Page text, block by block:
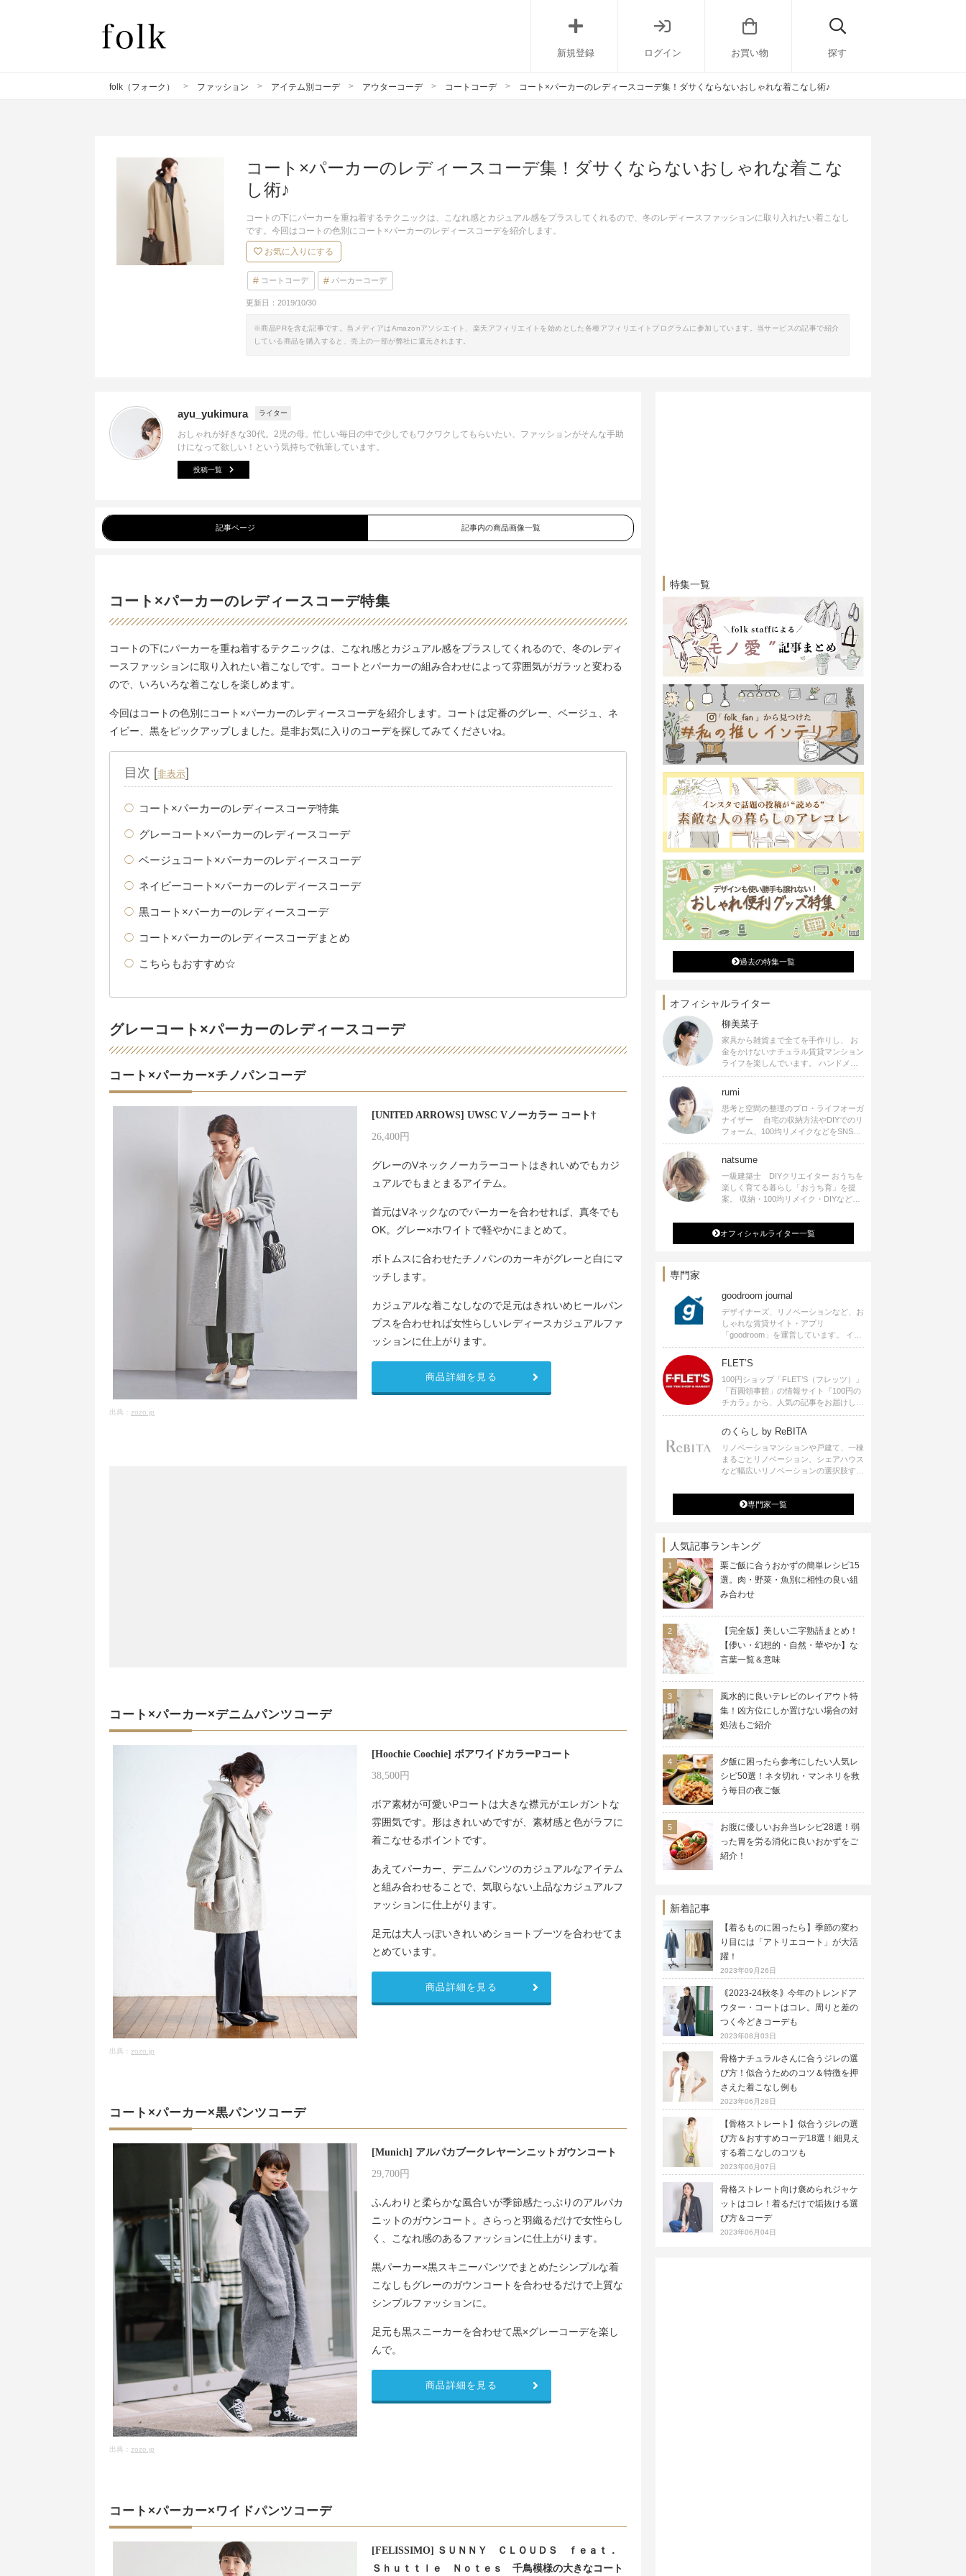
新規登録 ログイン お買い物 探す
folk（フォーク） ファッション アイテム別コーデ アウターコーデ コートコーデ コート×パーカーのレディースコーデ集！ダサくならないおしゃれな着こなし術♪
コート×パーカーのレディースコーデ集！ダサくならないおしゃれな着こな
し術♪
コートの下にパーカーを重ね着するテクニックは、こなれ感とカジュアル感をプラスしてくれるので、冬のレディースファッションに取り入れたい着こなし
です。今回はコートの色別にコート×パーカーのレディースコーデを紹介します。
お気に入りにする
コートコーデ パーカーコーデ
更新日： 2019/10/30
※商品PRを含む記事です。当メディアはAmazonアソシエイト、楽天アフィリエイトを始めとした各種アフィリエイトプログラムに参加しています。当サービスの記事で紹介
している商品を購入すると、売上の一部が弊社に還元されます。
ayu_yukimura ライター
おしゃれが好きな30代。2児の母。忙しい毎日の中で少しでもワクワクしてもらいたい、ファッションがそんな手助
けになって欲しい！という気持ちで執筆しています。
投稿一覧
記事ページ 記事内の商品画像一覧
コート×パーカーのレディースコーデ特集
コートの下にパーカーを重ね着するテクニックは、こなれ感とカジュアル感をプラスしてくれるので、冬のレディ
ースファッションに取り入れたい着こなしです。コートとパーカーの組み合わせによって雰囲気がガラッと変わる
ので、いろいろな着こなしを楽しめます。
今回はコートの色別にコート×パーカーのレディースコーデを紹介します。コートは定番のグレー、ベージュ、ネ
イビー、黒をピックアップしました。是非お気に入りのコーデを探してみてくださいね。
目次 [非表示]
コート×パーカーのレディースコーデ特集
グレーコート×パーカーのレディースコーデ
ベージュコート×パーカーのレディースコーデ
ネイビーコート×パーカーのレディースコーデ
黒コート×パーカーのレディースコーデ
コート×パーカーのレディースコーデまとめ
こちらもおすすめ☆
グレーコート×パーカーのレディースコーデ
コート×パーカー×チノパンコーデ
出典： zozo.jp
[UNITED ARROWS] UWSC Vノーカラー コート†
26,400円
グレーのVネックノーカラーコートはきれいめでもカジ
ュアルでもまとまるアイテム。
首元はVネックなのでパーカーを合わせれば、真冬でも
OK。グレー×ホワイトで軽やかにまとめて。
ボトムスに合わせたチノパンのカーキがグレーと白にマ
ッチします。
カジュアルな着こなしなので足元はきれいめヒールパン
プスを合わせれば女性らしいレディースカジュアルファ
ッションに仕上がります。
商品詳細を見る
コート×パーカー×デニムパンツコーデ
出典： zozo.jp
[Hoochie Coochie] ボアワイドカラーPコート
38,500円
ボア素材が可愛いPコートは大きな襟元がエレガントな
雰囲気です。形はきれいめですが、素材感と色がラフに
着こなせるポイントです。
あえてパーカー、デニムパンツのカジュアルなアイテム
と組み合わせることで、気取らない上品なカジュアルフ
ァッションに仕上がります。
足元は大人っぽいきれいめショートブーツを合わせてま
とめています。
商品詳細を見る
コート×パーカー×黒パンツコーデ
出典： zozo.jp
[Munich] アルパカブークレヤーンニットガウンコート
29,700円
ふんわりと柔らかな風合いが季節感たっぷりのアルパカ
ニットのガウンコート。さらっと羽織るだけで女性らし
く、こなれ感のあるファッションに仕上がります。
黒パーカー×黒スキニーパンツでまとめたシンプルな着
こなしもグレーのガウンコートを合わせるだけで上質な
シンプルファッションに。
足元も黒スニーカーを合わせて黒×グレーコーデを楽し
んで。
商品詳細を見る
コート×パーカー×ワイドパンツコーデ
[FELISSIMO] ＳＵＮＮＹ ＣＬＯＵＤＳ ｆｅａｔ．
Ｓｈｕｔｔｌｅ Ｎｏｔｅｓ 千鳥模様の大きなコート
特集一覧
過去の特集一覧
オフィシャルライター
柳美菜子
家具から雑貨まで全てを手作りし、 お
金をかけないナチュラル賃貸マンション
ライフを楽しんでいます。 ハンドメイ
ド雑貨やインテリアに関する著書も出
ます。
rumi
思考と空間の整理のプロ・ライフオーガ
ナイザー 自宅の収納方法やDIYでのリ
フォーム、100均リメイクなどをSNSで
公開中。 収納やリメイク、インテリア
シピ提供、店舗プロデュース 2016年９
月に宝島社より【Rumiのおうち時間を
楽しむインテリア】を出版しました。
natsume
一級建築士 DIYクリエイター おうちを
楽しく育てる暮らし「おうち育」を提
案。 収納・100均リメイク・DIYなどお
発信中。 著書 なつめさんちの新しい
のになつかしいアンティークな部屋つく
り 雑誌掲載・TV出演・コラム執筆・
オフィシャルライター一覧
専門家
goodroom journal
デザイナーズ、リノベーションなど、お
しゃれな賃貸サイト・アプリ
「goodroom」を運営しています。 イン
テリアや、ひとり暮らし、ふたり暮らし
のアイディアなど、賃貸でも自分らしい
暮らしを楽しむためのヒントをお届けし
ます。
FLET’S
100円ショップ「FLET’S（フレッツ）」
「百圓領事館」の情報サイト『100円の
チカラ』から、人気の記事をお届けしま
す。
のくらし by ReBITA
リノベーショマンションや戸建て、一棟
まるごとリノベーション、シェアハウス
など幅広いリノベーションの選択肢すべ
ジ・シェアスペースなど、「住む」だけ
ではなく「働く」「遊ぶ」「学ぶ」「旅
する」といった領域でも、暮らしや生き
専門家一覧
人気記事ランキング
栗ご飯に合うおかずの簡単レシピ15
選。肉・野菜・魚別に相性の良い組
み合わせ
【完全版】美しい二字熟語まとめ！
【儚い・幻想的・自然・華やか】な
言葉一覧＆意味
風水的に良いテレビのレイアウト特
集！凶方位にしか置けない場合の対
処法もご紹介
夕飯に困ったら参考にしたい人気レ
シピ50選！ネタ切れ・マンネリを救
う毎日の夜ご飯
お腹に優しいお弁当レシピ28選！弱
った胃を労る消化に良いおかずをご
紹介！
新着記事
【着るものに困ったら】季節の変わ
り目には「アトリエコート」が大活
躍！
2023年09月26日
｟2023-24秋冬｠今年のトレンドア
ウター・コートはコレ。周りと差の
つく今どきコーデも
2023年08月03日
骨格ナチュラルさんに合うジレの選
び方！似合うためのコツ＆特徴を押
さえた着こなし例も
2023年06月28日
【骨格ストレート】似合うジレの選
び方＆おすすめコーデ18選！細見え
する着こなしのコツも
2023年06月07日
骨格ストレート向け褒められジャケ
ットはコレ！着るだけで垢抜ける選
び方＆コーデ
2023年06月04日